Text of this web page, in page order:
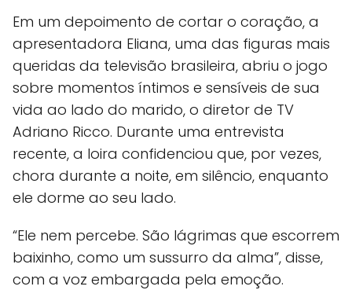
Em um depoimento de cortar o coração, a
apresentadora Eliana, uma das figuras mais
queridas da televisão brasileira, abriu o jogo
sobre momentos íntimos e sensíveis de sua
vida ao lado do marido, o diretor de TV
Adriano Ricco. Durante uma entrevista
recente, a loira confidenciou que, por vezes,
chora durante a noite, em silêncio, enquanto
ele dorme ao seu lado.
“Ele nem percebe. São lágrimas que escorrem
baixinho, como um sussurro da alma”, disse,
com a voz embargada pela emoção.